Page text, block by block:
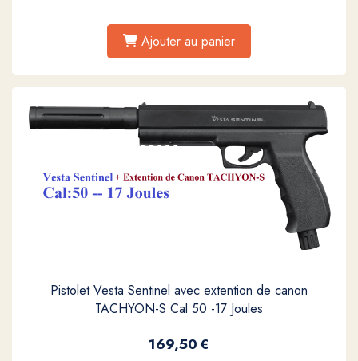
Ajouter au panier
Pistolet Vesta Sentinel avec extention de canon
TACHYON-S Cal 50 -17 Joules
169,50€